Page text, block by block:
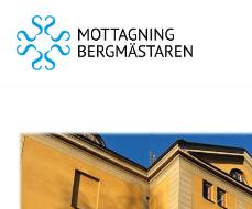
Hoppa